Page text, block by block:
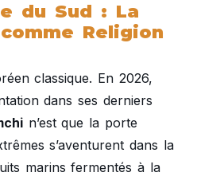
du Sud : La
Religion
classique. En 2026,
dans ses derniers
n’est que la porte
s’aventurent dans la
marins fermentés à la